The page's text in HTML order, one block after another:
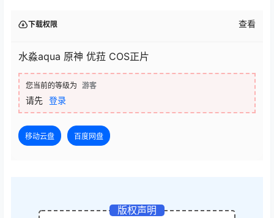
下载权限 查看
水淼aqua 原神 优菈 COS正片
您当前的等级为 游客
请先 登录
移动云盘 百度网盘
版权声明